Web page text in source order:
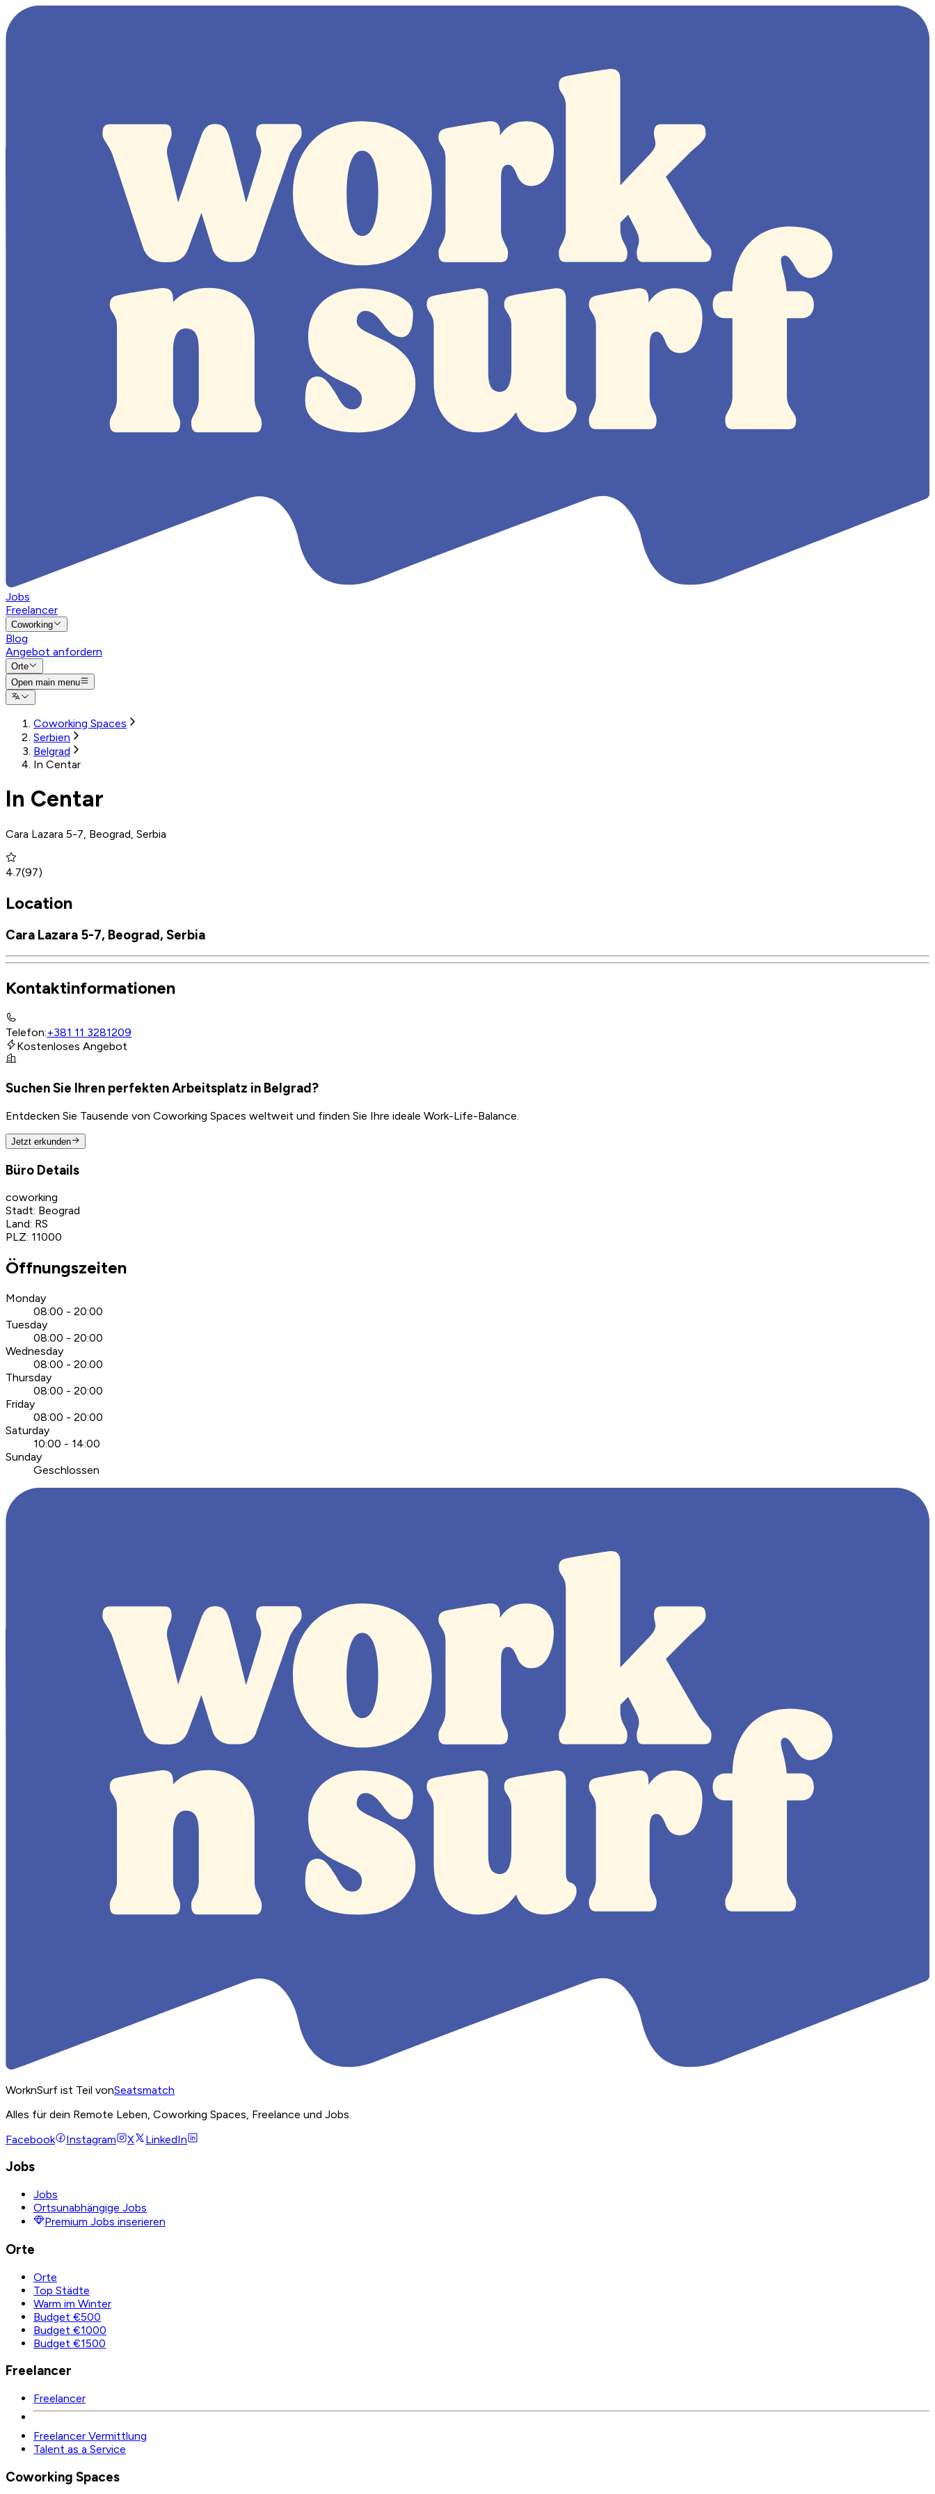
Jobs
Freelancer
Coworking
Blog
Angebot anfordern
Orte
Open main menu
Coworking Spaces
Serbien
Belgrad
In Centar
In Centar
Cara Lazara 5-7, Beograd, Serbia
4.7(97)
Location
Cara Lazara 5-7, Beograd, Serbia
Kontaktinformationen
Telefon:+381 11 3281209
Kostenloses Angebot
Suchen Sie Ihren perfekten Arbeitsplatz in Belgrad?
Entdecken Sie Tausende von Coworking Spaces weltweit und finden Sie Ihre ideale Work-Life-Balance.
Jetzt erkunden
Büro Details
coworking
Stadt: Beograd
Land: RS
PLZ: 11000
Öffnungszeiten
Monday
08:00 - 20:00
Tuesday
08:00 - 20:00
Wednesday
08:00 - 20:00
Thursday
08:00 - 20:00
Friday
08:00 - 20:00
Saturday
10:00 - 14:00
Sunday
Geschlossen
WorknSurf ist Teil vonSeatsmatch
Alles für dein Remote Leben, Coworking Spaces, Freelance und Jobs.
Facebook
Instagram X LinkedIn
Jobs
Jobs
Ortsunabhängige Jobs
Premium Jobs inserieren
Orte
Orte
Top Städte
Warm im Winter
Budget €500
Budget €1000
Budget €1500
Freelancer
Freelancer
Freelancer Vermittlung
Talent as a Service
Coworking Spaces